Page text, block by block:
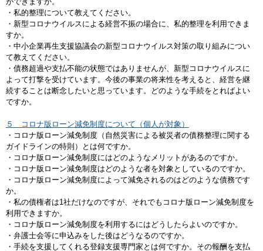
・私的整理について教えてください。
・新型コロナウイルスによる経営不振の場合に、私的整理を利用できま
すか。
・中小企業再生支援協議会の新型コロナウイルス対策の取り組みについ
て教えてください。
・債務超過や支払不能の状態ではありませんが、新型コロナウイルスに
よって打撃を受けています。今後の事業の将来性を考えると、経営を継
続することは断念したいと思っています。どのような手続をとればよい
ですか。
５ コロナ版ローン減免制度について（個人が対象）
・コロナ版ローン減免制度（自然災害による被災者の債務整理に関する
ガイドラインの特則）とは何ですか。
・コロナ版ローン減免制度にはどのようなメリットがあるのですか。
・コロナ版ローン減免制度はどのような者を対象としているのですか。
・コロナ版ローン減免制度によって減免されるのはどのような債務です
か。
・私の債権者は1社だけなのですが、それでもコロナ版ローン減免制度を
利用できますか。
・コロナ版ローン減免制度を利用するにはどうしたらよいのですか。
・弁護士会等に申込みをした後はどうなるのですか。
・手続を支援してくれる登録支援専門家とは何ですか。その報酬を支払